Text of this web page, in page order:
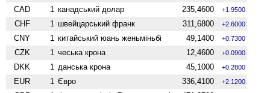
CAD 1 канадський долар 235,4600 +1.9500
CHF 1 швейцарський франк 311,6800 +2.6000
CNY 1 китайський юань женьмiньбi 49,1400 +0.7300
CZK 1 чеська крона 12,4600 +0.0900
DKK 1 данська крона 45,1000 +0.2800
EUR 1 Євро 336,4100 +2.1200